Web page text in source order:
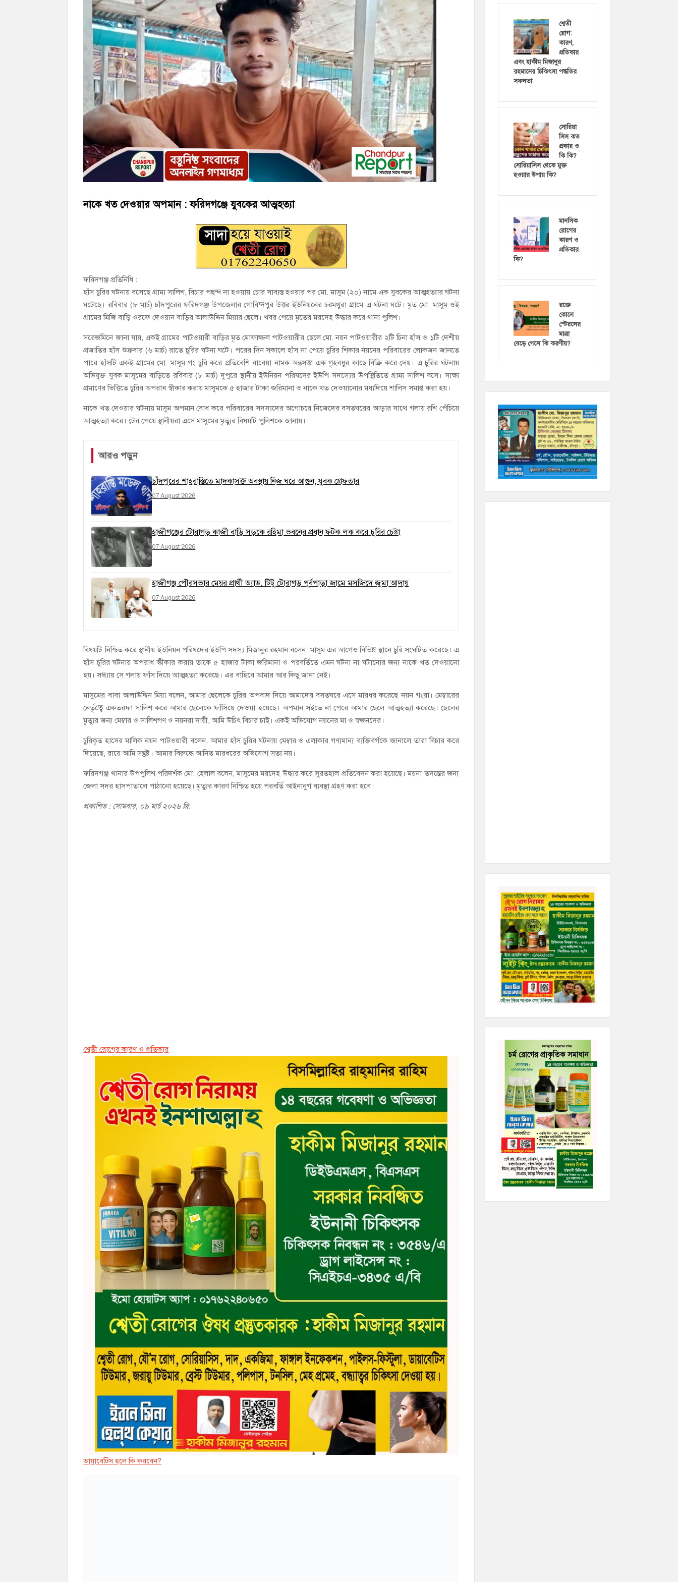
‘জনগণের ভোটে নির্বাচিত হয়ে ফরিদগঞ্জের উন্নয়নে কাজ করছি’ : আলহাজ্ব এমএ হান্নান এমপি
নৌ পুলিশ ফাঁড়ির নাকের ডগায় কারেন্ট জালের দাপট, মতলবে প্রকাশ্যে নিষিদ্ধ জাল মেরামত ও মাছ শিকার
নাকে খত দেওয়ার অপমান : ফরিদগঞ্জে যুবকের আত্মহত্যা
ফরিদগঞ্জ প্রতিনিধি :
হাঁস চুরির ঘটনায় বসেছে গ্রাম্য সালিশ, বিচার পছন্দ না হওয়ায় চোর সাব্যস্ত হওয়ার পর মো. মাসুম (২০) নামে এক যুবকের আত্মহত্যার ঘটনা
ঘটেছে। রবিবার (৮ মার্চ) চাঁদপুরের ফরিদগঞ্জ উপজেলার গোবিন্দপুর উত্তর ইউনিয়নের চরমথুরা গ্রামে এ ঘটনা ঘটে। মৃত মো. মাসুম ওই
গ্রামের মিজি বাড়ি ওরফে দেওয়ান বাড়ির আলাউদ্দিন মিয়ার ছেলে। খবর পেয়ে মৃতের মরদেহ উদ্ধার করে থানা পুলিশ।
সরেজমিনে জানা যায়, একই গ্রামের পাটওয়ারী বাড়ির মৃত মোফাজ্জল পাটওয়ারীর ছেলে মো. নয়ন পাটওয়ারীর ২টি চিনা হাঁস ও ১টি দেশীয়
প্রজাতির হাঁস শুক্রবার (৬ মার্চ) রাতে চুরির ঘটনা ঘটে। পরের দিন সকালে হাঁস না পেয়ে চুরির শিকার নয়নের পরিবারের লোকজন জানতে
পারে হাঁসটি একই গ্রামের মো. মাসুম গং চুরি করে প্রতিবেশি রাবেয়া নামক অন্তসত্তা এক গৃহবধুর কাছে বিক্রি করে দেয়। এ চুরির ঘটনায়
অভিযুক্ত যুবক মাসুমের বাড়িতে রবিবার (৮ মার্চ) দুপুরে স্থানীয় ইউনিয়ন পরিষদের ইউপি সদস্যের উপস্থিতিতে গ্রাম্য সালিশ বসে। সাক্ষ্য
প্রমাণের ভিত্তিতে চুরির অপরাধ স্বীকার করায় মাসুমকে ৫ হাজার টাকা জরিমানা ও নাকে খত দেওয়ানোর মধ্যদিয়ে শালিস সমাপ্ত করা হয়।
নাকে খত দেওয়ার ঘটনায় মাসুম অপমান বোধ করে পরিবারের সদস্যদের অগোচরে নিজেদের বসতঘরের আড়ার সাথে গলায় রশি পেঁচিয়ে
আত্মহত্যা করে। টের পেয়ে স্থানীয়রা এসে মাসুমের মৃত্যুর বিষয়টি পুলিশকে জানায়।
আরও পড়ুন
চাঁদপুরের শাহরাস্তিতে মাদকাসক্ত অবস্থায় নিজ ঘরে আগুন, যুবক গ্রেফতার
07 August 2026
হাজীগঞ্জের টোরাগড় কাজী বাড়ি সড়কে রহিমা ভবনের প্রধান ফটক লক করে চুরির চেষ্টা
07 August 2026
হাজীগঞ্জ পৌরসভার মেয়র প্রার্থী অ্যাড. টিটু টোরাগড় পূর্বপাড়া জামে মসজিদে জুমা আদায়
07 August 2026
বিষয়টি নিশ্চিত করে স্থানীয় ইউনিয়ন পরিষদের ইউপি সদস্য মিজানুর রহমান বলেন, মাসুম এর আগেও বিভিন্ন স্থানে চুরি সংঘটিত করেছে। এ
হাঁস চুরির ঘটনায় অপরাধ স্কীকার করায় তাকে ৫ হাজার টাকা জরিমানা ও পরবর্তিতে এমন ঘটনা না ঘটানোর জন্য নাকে খত দেওয়ানো
হয়। সন্ধ্যায় সে গলায় ফাঁস দিয়ে আত্মহত্যা করেছে। এর বাহিরে আমার আর কিছু জানা নেই।
মাসুমের বাবা আলাউদ্দিন মিয়া বলেন, আমার ছেলেকে চুরির অপবাদ দিয়ে আমাদের বসতঘরে এসে মারধর করেছে নয়ন গংরা। মেম্বারের
নের্তৃত্বে একতরফা সালিশ করে আমার ছেলেকে ফাঁসিয়ে দেওয়া হয়েছে। অপমান সইতে না পেরে আমার ছেলে আত্মহত্যা করেছে। ছেলের
মৃৃত্যুর জন্য মেম্বার ও সালিশগণ ও নয়নরা দায়ী, আমি উচিৎ বিচার চাই। একই অভিযোগ নয়নের মা ও স্বজনদের।
চুরিকৃত হাসের মালিক নয়ন পাটওয়ারী বলেন, আমার হাঁস চুরির ঘটনায় মেম্বার ও এলাকার গণ্যমান্য ব্যক্তিবর্গকে জানালে তারা বিচার করে
দিয়েছে, রায়ে আমি সন্তুষ্ট। আমার বিরুদ্ধে আনিত মারধরের অভিযোগ সত্য নয়।
ফরিদগঞ্জ থানার উপপুলিশ পরিদর্শক মো. হেলাল বলেন, মাসুমের মরদেহ উদ্ধার করে সুরতহাল প্রতিবেদন করা হয়েছে। ময়না তদন্তের জন্য
জেলা সদর হাসপাতালে পাঠানো হয়েছে। মৃত্যুর কারণ নিশ্চিত হয়ে পরবর্তি আইনানুগ ব্যবস্থা গ্রহণ করা হবে।
প্রকাশিত : সোমবার, ০৯ মার্চ ২০২৬ খ্রি.
শ্বেতী রোগের কারণ ও প্রতিকার
ডায়াবেট্সি হলে কি করবেন?
শ্বেতী
রোগ:
কারণ,
প্রতিকার
এবং হাকীম মিজানুর
রহমানের চিকিৎসা পদ্ধতির
সফলতা
সোরিয়া
সিস কত
প্রকার ও
কি কি?
সোরিয়াসিস থেকে মুক্ত
হওয়ার উপায় কি?
মানসিক
রোগের
কারণ ও
প্রতিকার
কি?
রক্তে
কোলে
স্টেরলের
মাত্রা
বেড়ে গেলে কি করণীয়?